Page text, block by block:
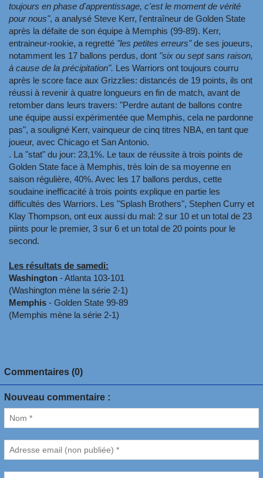
toujours en phase d'apprentissage, c'est le moment de vérité
pour nous", a analysé Steve Kerr, l'entraîneur de Golden State
après la défaite de son équipe à Memphis (99-89). Kerr,
entraineur-rookie, a regretté "les petites erreurs"de ses joueurs,
notamment les 17 ballons perdus, dont "six ou sept sans raison,
à cause de la précipitation". Les Warriors ont toujours courru
après le score face aux Grizzlies: distancés de 19 points, ils ont
réussi à revenir à quatre longueurs en fin de match, avant de
retomber dans leurs travers: "Perdre autant de ballons contre
une équipe aussi expérimentée que Memphis, cela ne pardonne
pas", a souligné Kerr, vainqueur de cinq titres NBA, en tant que
joueur, avec Chicago et San Antonio.
. La "stat" du jour: 23,1%. Le taux de réussite à trois points de
Golden State face à Memphis, très loin de sa moyenne en
saison régulière, 40%. Avec les 17 ballons perdus, cette
soudaine inefficacité à trois points explique en partie les
difficultés des Warriors. Les "Splash Brothers", Stephen Curry et
Klay Thompson, ont eux aussi du mal: 2 sur 10 et un total de 23
piints pour le premier, 3 sur 6 et un total de 20 points pour le
second.
Les résultats de samedi:
Washington - Atlanta 103-101
(Washington mène la série 2-1)
Memphis - Golden State 99-89
(Memphis mène la série 2-1)
Commentaires (0)
Nouveau commentaire :